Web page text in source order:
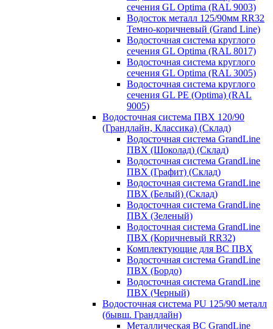
сечения GL Optima (RAL 9003)
Водосток металл 125/90мм RR32
Темно-коричневый (Grand Line)
Водосточная система круглого
сечения GL Optima (RAL 8017)
Водосточная система круглого
сечения GL Optima (RAL 3005)
Водосточная система круглого
сечения GL PE (Optima) (RAL
9005)
Водосточная система ПВХ 120/90
(Грандлайн, Классика) (Склад)
Водосточная система GrandLine
ПВХ (Шоколад) (Склад)
Водосточная система GrandLine
ПВХ (Графит) (Склад)
Водосточная система GrandLine
ПВХ (Белый) (Склад)
Водосточная система GrandLine
ПВХ (Зеленый)
Водосточная система GrandLine
ПВХ (Коричневый RR32)
Комплектующие для ВС ПВХ
Водосточная система GrandLine
ПВХ (Бордо)
Водосточная система GrandLine
ПВХ (Черный)
Водосточная система PU 125/90 металл
(бывш. Грандлайн)
Металлическая ВС GrandLine